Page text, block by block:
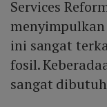
Services
ini sangat
fosil.
sangat